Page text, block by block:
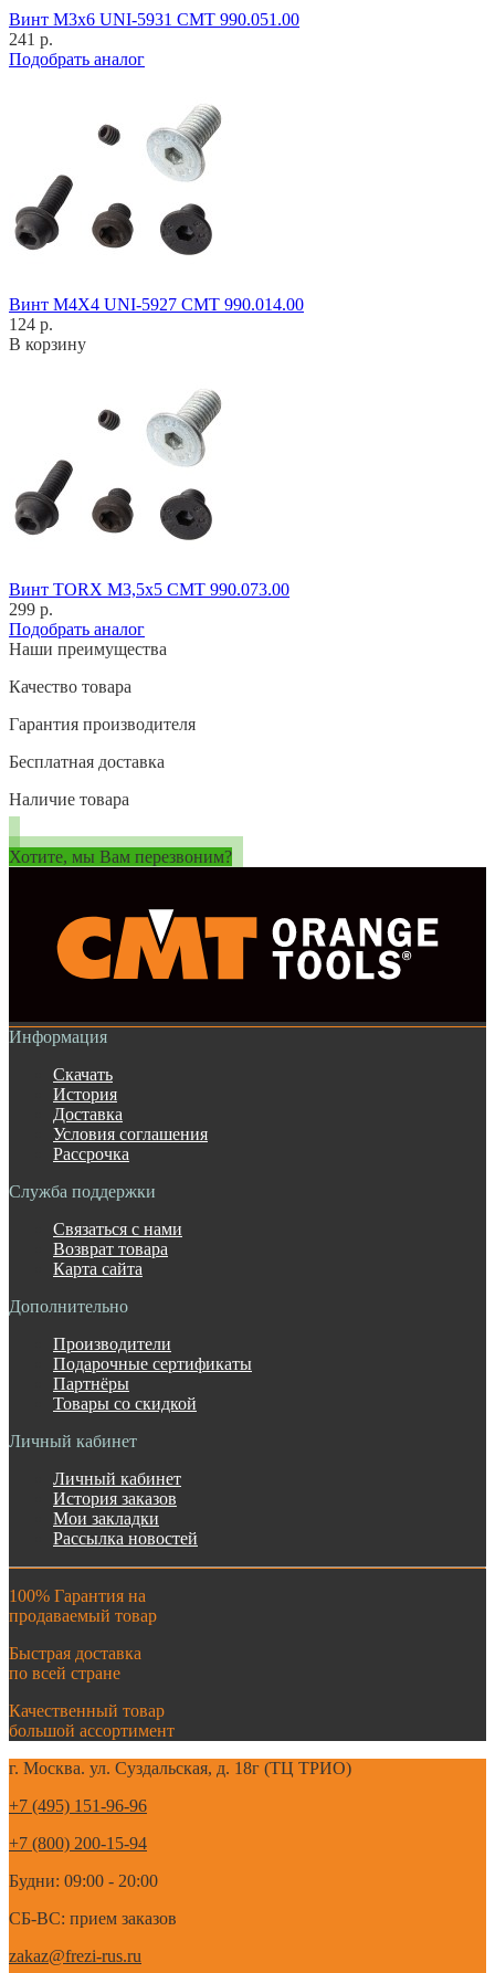
Винт M3x6 UNI-5931 CMT 990.051.00
241 р.
Подобрать аналог
Винт M4X4 UNI-5927 CMT 990.014.00
124 р.
В корзину
Винт TORX M3,5x5 CMT 990.073.00
299 р.
Подобрать аналог
Наши преимущества
Качество товара
Гарантия производителя
Бесплатная доставка
Наличие товара
Хотите, мы Вам перезвоним?
Информация
Скачать
История
Доставка
Условия соглашения
Рассрочка
Служба поддержки
Связаться с нами
Возврат товара
Карта сайта
Дополнительно
Производители
Подарочные сертификаты
Партнёры
Товары со скидкой
Личный кабинет
Личный кабинет
История заказов
Мои закладки
Рассылка новостей
100% Гарантия на
продаваемый товар
Быстрая доставка
по всей стране
Качественный товар
большой ассортимент
г. Москва. ул. Суздальская, д. 18г (ТЦ ТРИО)
+7 (495) 151-96-96
+7 (800) 200-15-94
Будни: 09:00 - 20:00
СБ-ВС: прием заказов
zakaz@frezi-rus.ru